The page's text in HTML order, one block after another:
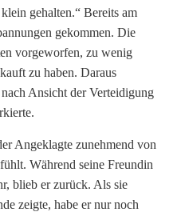
gehalten.“ Bereits am
gekommen. Die
vorgeworfen, zu wenig
zu haben. Daraus
Ansicht der Verteidigung
Angeklagte zunehmend von
Während seine Freundin
blieb er zurück. Als sie
zeigte, habe er nur noch